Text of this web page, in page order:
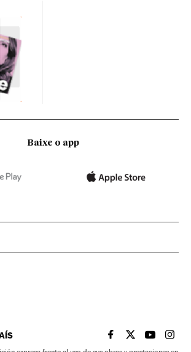
Baixe o app
EL PAÍS BRASIL EN
EL PAÍSEL PAÍS
EL